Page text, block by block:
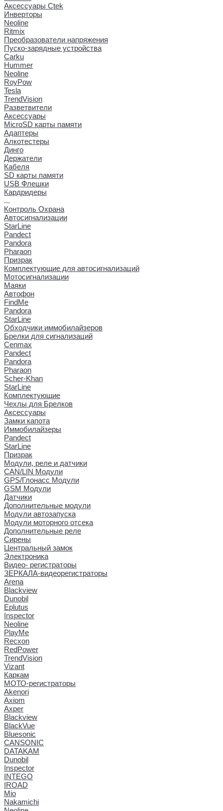
Аксессуары Ctek
Инверторы
Neoline
Ritmix
Преобразователи напряжения
Пуско-зарядные устройства
Carku
Hummer
Neoline
RoyPow
Tesla
TrendVision
Разветвители
Аксессуары
MicroSD карты памяти
Адаптеры
Алкотестеры
Динго
Держатели
Кабеля
SD карты памяти
USB Флешки
Кардридеры
...
Контроль Охрана
Автосигнализации
StarLine
Pandect
Pandora
Pharaon
Призрак
Комплектующие для автосигнализаций
Мотосигнализации
Маяки
Автофон
FindMe
Pandora
StarLine
Обходчики иммобилайзеров
Брелки для сигнализаций
Cenmax
Pandect
Pandora
Pharaon
Scher-Khan
StarLine
Комплектующие
Чехлы для Брелков
Аксессуары
Замки капота
Иммобилайзеры
Pandect
StarLine
Призрак
Модули, реле и датчики
CAN/LIN Модули
GPS/Глонасс Модули
GSM Модули
Датчики
Дополнительные модули
Модули автозапуска
Модули моторного отсека
Дополнительные реле
Сирены
Центральный замок
Электроника
Видео- регистраторы
ЗЕРКАЛА-видеорегистраторы
Arena
Blackview
Dunobil
Eplutus
Inspector
Neoline
PlayMe
Recxon
RedPower
TrendVision
Vizant
Каркам
МОТО-регистраторы
Akenori
Axiom
Axper
Blackview
BlackVue
Bluesonic
CANSONIC
DATAKAM
Dunobil
Inspector
INTEGO
IROAD
Mio
Nakamichi